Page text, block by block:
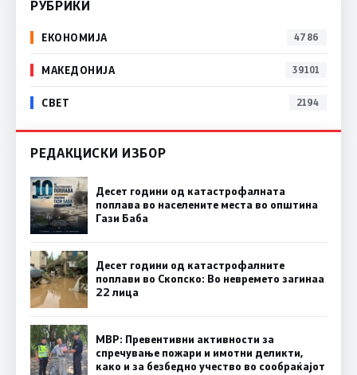
РУБРИКИ
ЕКОНОМИЈА 4786
МАКЕДОНИЈА 39101
СВЕТ 2194
РЕДАКЦИСКИ ИЗБОР
Десет години од катастрофалната
поплава во населените места во општина
Гази Баба
Десет години од катастрофалните
поплави во Скопско: Во невремето загинаа
22 лица
МВР: Превентивни активности за
спречување пожари и имотни деликти,
како и за безбедно учество во сообраќајот